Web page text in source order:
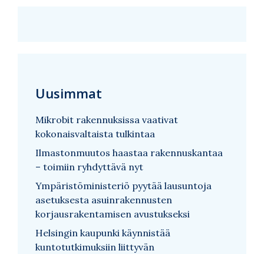
Uusimmat
Mikrobit rakennuksissa vaativat
kokonaisvaltaista tulkintaa
Ilmastonmuutos haastaa rakennuskantaa
– toimiin ryhdyttävä nyt
Ympäristöministeriö pyytää lausuntoja
asetuksesta asuinrakennusten
korjausrakentamisen avustukseksi
Helsingin kaupunki käynnistää
kuntotutkimuksiin liittyvän